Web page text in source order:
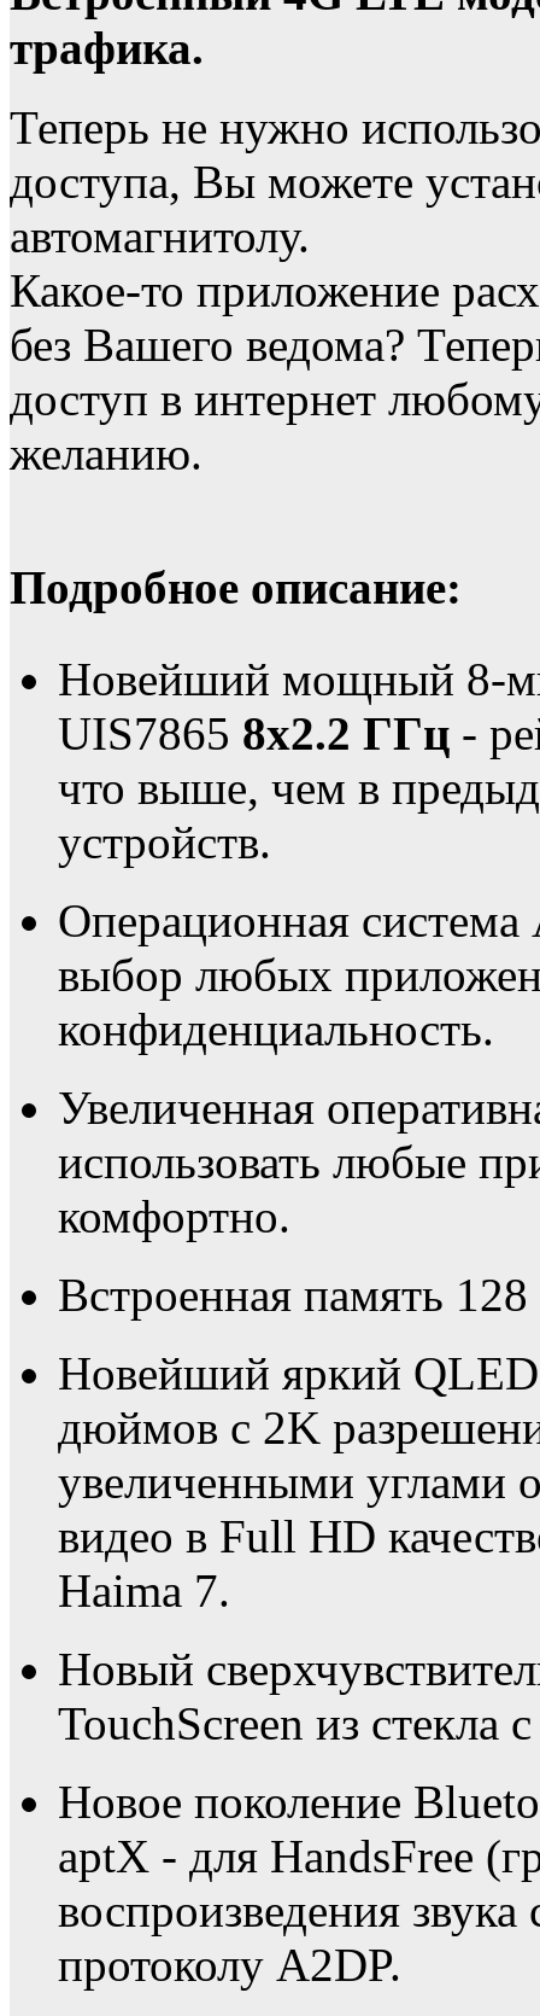
трафика.
Теперь не нужно
доступа, Вы можете
автомагнитолу.
Какое-то приложение
без Вашего ведома?
доступ в интернет
желанию.
Подробное описание:
Новейший мощный 8-
UIS7865 8х2.2 ГГц -
что выше, чем в
устройств.
Операционная
выбор любых
конфиденциальность.
Увеличенная
использовать любые
комфортно.
Встроенная память
Новейший яркий
дюймов с 2K
увеличенными углами
видео в Full HD
Haima 7.
Новый
TouchScreen из стекла
Новое поколение
aptX - для HandsFree
воспроизведения
протоколу A2DP.